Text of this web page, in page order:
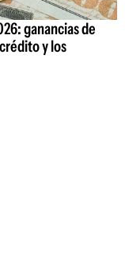
ganancias de
y los